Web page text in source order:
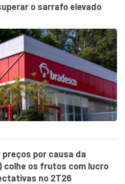
o sarrafo elevado
por causa da
colhe os frutos com lucro
no 2T26